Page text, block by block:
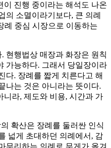
이 진행 중이라는 해석도 나온
의 소멸이라기보다, 큰 의례
례 중심 시장으로 이동하는
현행법상 매장과 화장은 원칙
가능하다. 그래서 당일장이라
다. 장례를 짧게 치른다고 해
나는 것은 아니라는 뜻이다.
니라, 제도와 비용, 시간과 가
확산은 장례를 둘러싼 인식
넓게 초대하던 의례에서, 감